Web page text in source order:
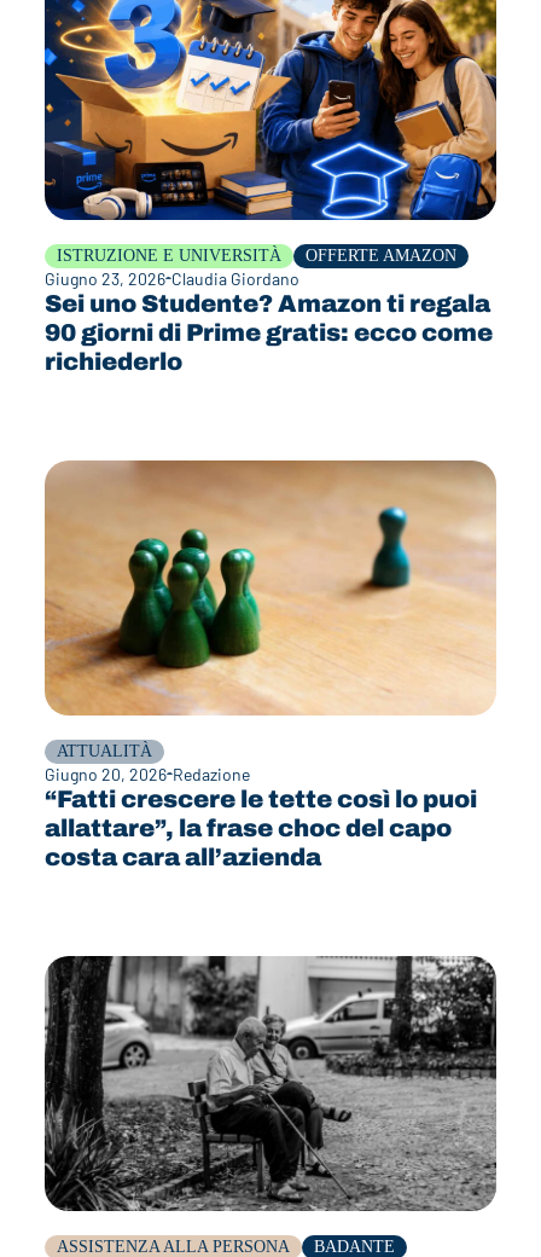
ISTRUZIONE E UNIVERSITÀ OFFERTE AMAZON
Giugno 23, 2026 Claudia Giordano
Sei uno Studente? Amazon ti regala
90 giorni di Prime gratis: ecco come
richiederlo
ATTUALITÀ
Giugno 20, 2026 Redazione
“Fatti crescere le tette così lo puoi
allattare”, la frase choc del capo
costa cara all’azienda
ASSISTENZA ALLA PERSONA BADANTE